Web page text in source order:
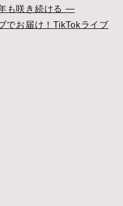
も咲き続ける ―
でお届け！TikTokライブ